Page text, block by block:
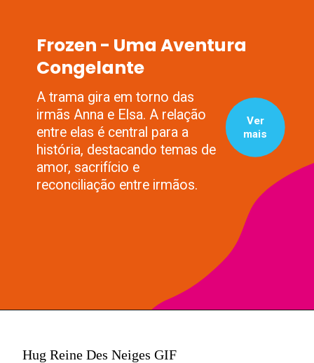
Frozen - Uma Aventura
Congelante
Ver
mais
A trama gira em torno das
irmãs Anna e Elsa. A relação
entre elas é central para a
história, destacando temas de
amor, sacrifício e
reconciliação entre irmãos.
Hug Reine Des Neiges GIF